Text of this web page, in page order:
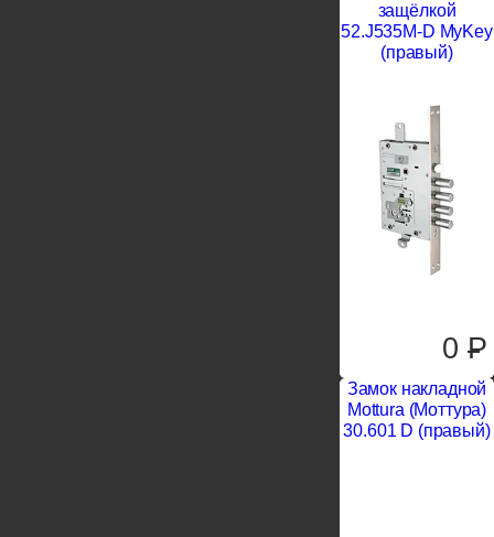
защёлкой
52.J535M-D MyKey
(правый)
0P
Замок накладной
Mottura (Моттура)
30.601 D (правый)